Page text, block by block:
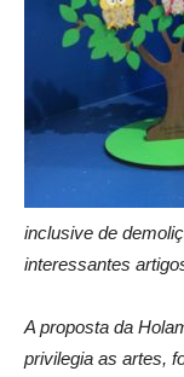
inclusive de
interessantes
A proposta da
privilegia as artes,